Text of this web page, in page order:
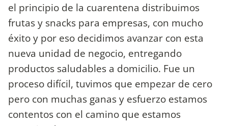
el principio de la cuarentena distribuimos
frutas y snacks para empresas, con mucho
éxito y por eso decidimos avanzar con esta
nueva unidad de negocio, entregando
productos saludables a domicilio. Fue un
proceso difícil, tuvimos que empezar de cero
pero con muchas ganas y esfuerzo estamos
contentos con el camino que estamos